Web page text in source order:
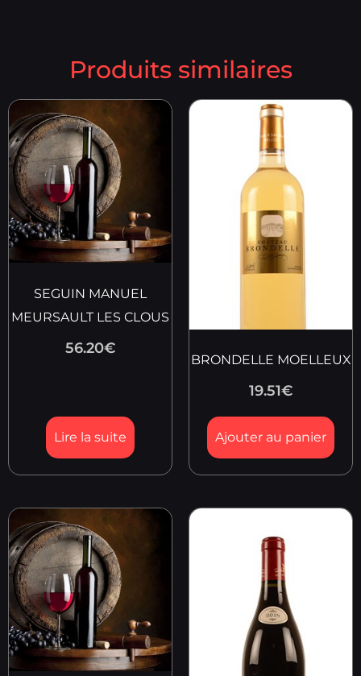
Produits similaires
SEGUIN MANUEL
MEURSAULT LES CLOUS
56.20€
Lire la suite
BRONDELLE MOELLEUX
19.51€
Ajouter au panier